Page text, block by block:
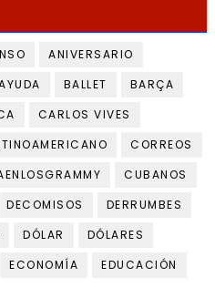
ANIVERSARIO
BALLET
BARÇA
CARLOS VIVES
CORREOS
CUBANOS
DECOMISOS
DERRUMBES
DÓLAR
DÓLARES
ECONOMÍA
EDUCACIÓN